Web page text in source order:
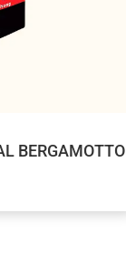
BERGAMOTTO